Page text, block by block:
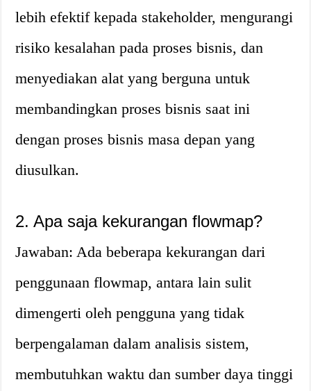
lebih efektif kepada stakeholder, mengurangi
risiko kesalahan pada proses bisnis, dan
menyediakan alat yang berguna untuk
membandingkan proses bisnis saat ini
dengan proses bisnis masa depan yang
diusulkan.
2. Apa saja kekurangan flowmap?
Jawaban: Ada beberapa kekurangan dari
penggunaan flowmap, antara lain sulit
dimengerti oleh pengguna yang tidak
berpengalaman dalam analisis sistem,
membutuhkan waktu dan sumber daya tinggi